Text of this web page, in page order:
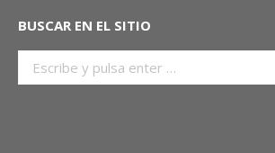
BUSCAR EN EL SITIO